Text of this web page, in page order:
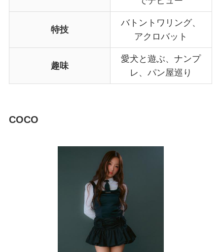
特技
バトントワリング、
アクロバット
趣味
愛犬と遊ぶ、ナンプ
レ、パン屋巡り
COCO